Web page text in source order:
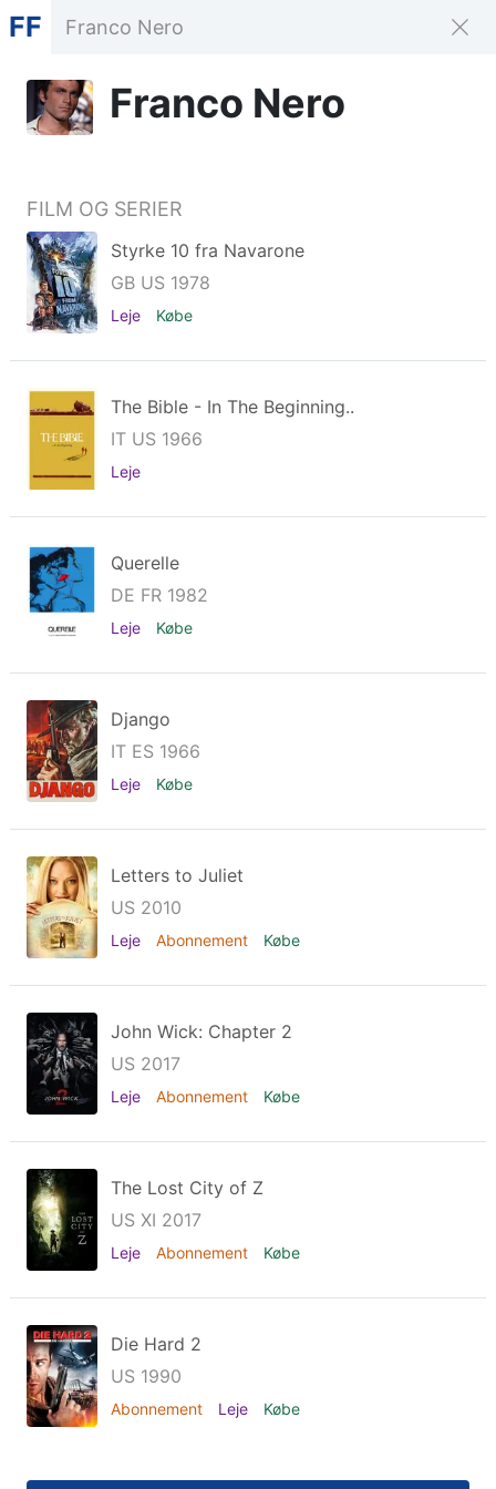
FF
Franco Nero
FILM OG SERIER
Styrke 10 fra Navarone
GB US 1978
Leje Købe
The Bible - In The Beginning..
IT US 1966
Leje
Querelle
DE FR 1982
Leje Købe
Django
IT ES 1966
Leje Købe
Letters to Juliet
US 2010
Leje Abonnement Købe
John Wick: Chapter 2
US 2017
Leje Abonnement Købe
The Lost City of Z
US XI 2017
Leje Abonnement Købe
Die Hard 2
US 1990
Abonnement Leje Købe